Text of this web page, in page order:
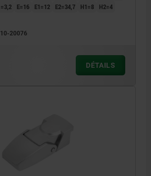
E=16 E1=12 E2=34,7 H1=8
H2=4
20076
DÉTAILS